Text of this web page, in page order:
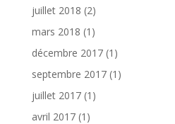
juillet 2018 (2)
mars 2018 (1)
décembre 2017(1)
septembre 2017(1)
juillet 2017(1)
avril 2017(1)